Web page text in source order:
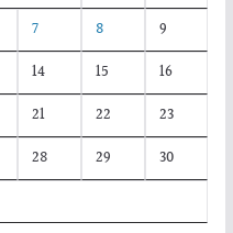
7 8
9
14 15
16
21 22
23
28 29
30